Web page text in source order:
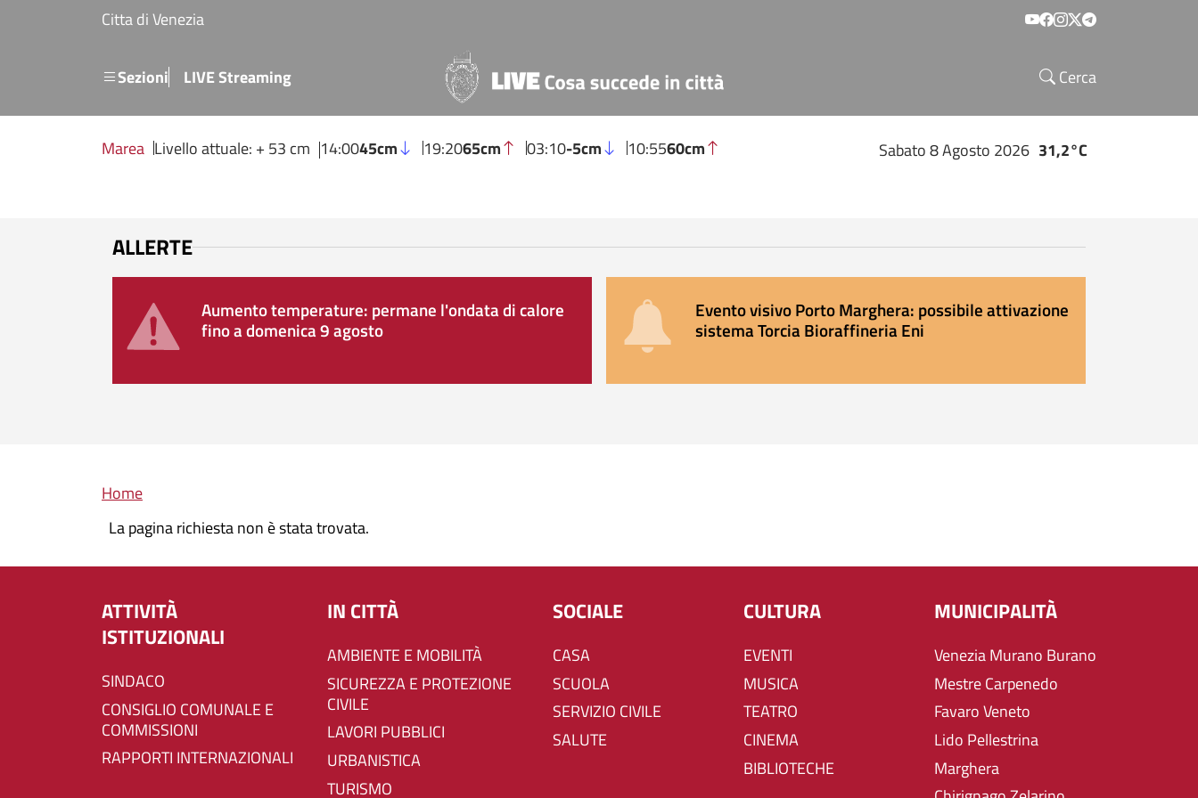
Salta al contenuto principale
Citta di Venezia Social menu
SezioniMenu secondario
LIVE Streaming Cerca
Marea Livello attuale: + 53 cm 14:0045cm 19:2065cm 03:10-5cm 10:5560cm Sabato 8 Agosto 2026 31,2°C
ALLERTE
Aumento temperature: permane l'ondata di calore
fino a domenica 9 agosto
Evento visivo Porto Marghera: possibile attivazione
sistema Torcia Bioraffineria Eni
Briciole di pane
Home
La pagina richiesta non è stata trovata.
ATTIVITÀ
ISTITUZIONALI
SINDACO
CONSIGLIO COMUNALE E
COMMISSIONI
RAPPORTI INTERNAZIONALI
IN CITTÀ
AMBIENTE E MOBILITÀ
SICUREZZA E PROTEZIONE
CIVILE
LAVORI PUBBLICI
URBANISTICA
TURISMO
SOCIALE
CASA
SCUOLA
SERVIZIO CIVILE
SALUTE
CULTURA
EVENTI
MUSICA
TEATRO
CINEMA
BIBLIOTECHE
MUNICIPALITÀ
Venezia Murano Burano
Mestre Carpenedo
Favaro Veneto
Lido Pellestrina
Marghera